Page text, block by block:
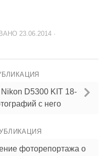
23.06.2014 ·
D5300 KIT 18-
с него
фоторепортажа о